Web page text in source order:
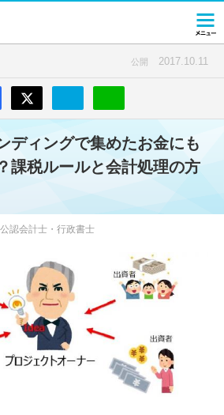
公開 2017.10.11
ディングで集めたお金にも
課税ルールと会計処理の方
認会計士・行政書士